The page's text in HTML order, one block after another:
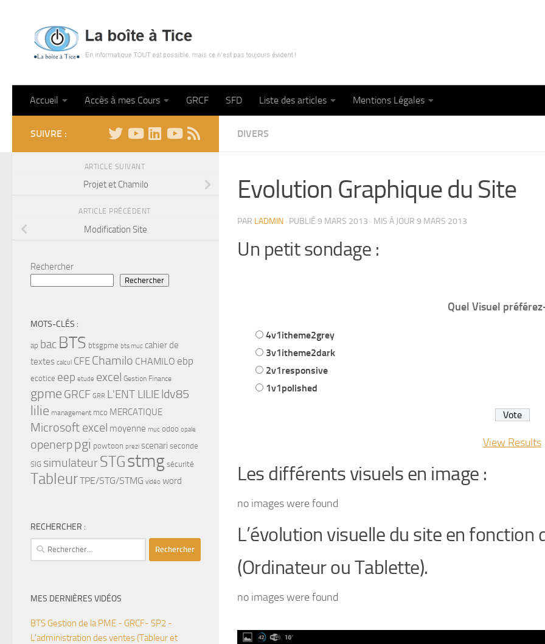
Accueil Accès à mes Cours GRCF SFD Liste des articles Mentions Légales
DIVERS
Evolution Graphique du Site
PAR LADMIN · PUBLIÉ 9 MARS 2013 · MIS À JOUR 9 MARS 2013
Un petit sondage :
Quel Visuel
4v1itheme2grey
3v1itheme2dark
2v1responsive
1v1polished
View Results
Les différents visuels en image :
no images were found
L’évolution visuelle du site en fonction
(Ordinateur ou Tablette).
no images were found
SUIVRE :
ARTICLE SUIVANT
Projet et Chamilo
ARTICLE PRÉCÉDENT
Modification Site
Rechercher
Rechercher
MOTS-CLÉS :
ap bac BTS btsgpme bts muc cahier de
textes calcul CFE Chamilo CHAMILO ebp
ecotice eep etude excel Gestion Finance
gpme GRCF GRR L'ENT LILIEldv85
lilie management mco MERCATIQUE
Microsoft excel moyenne muc odoo opale
openerppgi powtoon prezi scenari seconde
SIG simulateurSTGstmg sécurité
TableurTPE/STG/STMG vidéo word
RECHERCHER :
Rechercher :
MES DERNIÈRES VIDÉOS
BTS Gestion de la PME - GRCF- SP2 -
L'administration des ventes (Tableur et